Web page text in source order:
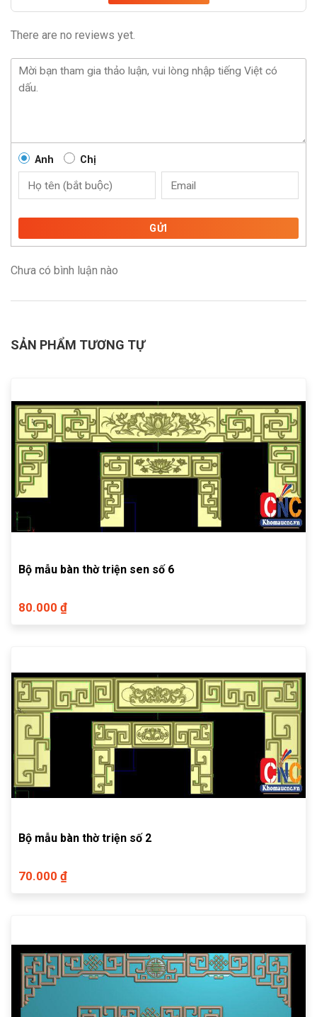
There are no reviews yet.
Anh Chị
GỬI
Chưa có bình luận nào
SẢN PHẨM TƯƠNG TỰ
Bộ mẫu bàn thờ triện sen số 6
80.000 ₫
Bộ mẫu bàn thờ triện số 2
70.000 ₫